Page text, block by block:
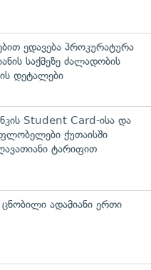
ედავება პროკურატურა
საქმეზე ძალადობის
დეტალები
Student Card-ისა და
ქუთაისში
ტარიფით
ცნობილი ადამიანი ერთი